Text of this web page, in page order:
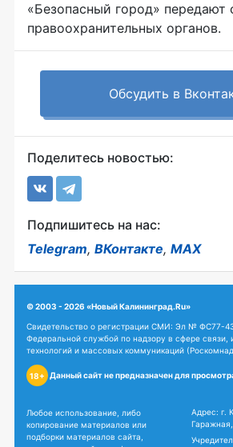
«Безопасный город» передают
правоохранительных органов.
Обсудить в
Поделитесь новостью:
Подпишитесь на нас:
Telegram, ВКонтакте, MAX
© 2003 - 2026 «Новый Калининград.Ru»
Свидетельство о регистрации СМИ: Эл № ФС77-
Федеральной службой по надзору в сфере связи,
технологий и массовых коммуникаций
18+ Данный сайт не предназначен для
Любое использование, либо
копирование материалов или
подборки материалов сайта,
Адрес: г.